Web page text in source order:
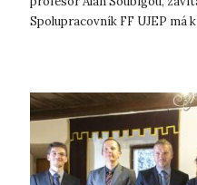
Spolupracovník FF UJEP má